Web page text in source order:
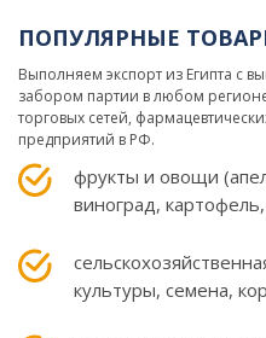
ПОПУЛЯРНЫЕ
Выполняем экспорт из Египта с
забором партии в любом
торговых сетей,
предприятий в РФ.
фрукты и овощи
виноград, картофель,
культуры, семена,